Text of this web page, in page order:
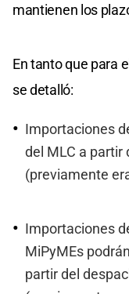
mantienen los
En tanto que para
se detalló:
Importaciones
del MLC a partir
(previamente
Importaciones
MiPyMEs
partir del